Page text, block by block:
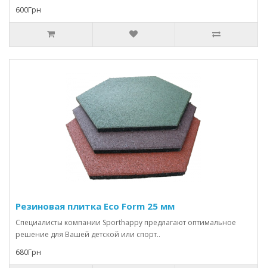
600Грн
Резиновая плитка Eco Form 25 мм
Специалисты компании Sporthappy предлагают оптимальное
решение для Вашей детской или спорт..
680Грн